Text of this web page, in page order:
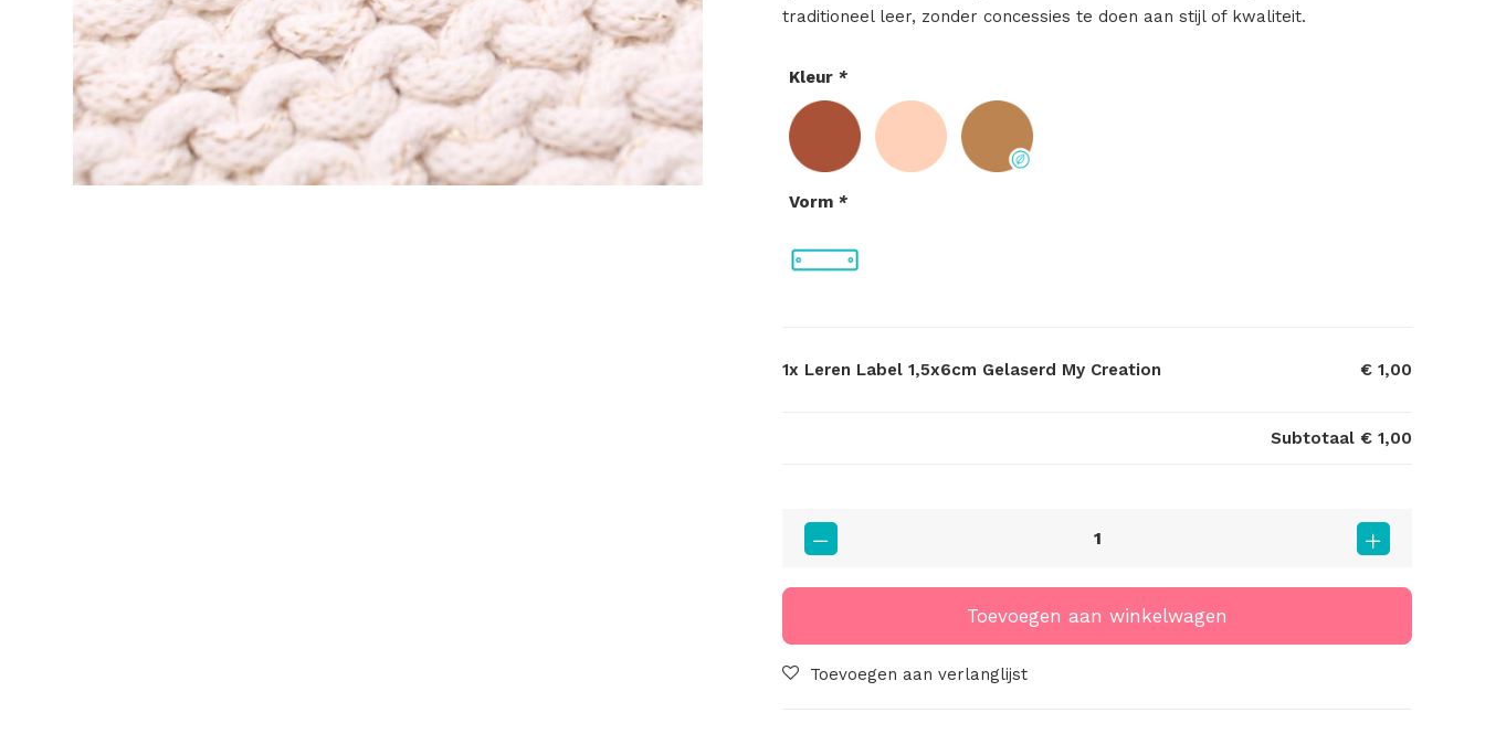
traditioneel leer, zonder concessies te doen aan stijl of kwaliteit.
Kleur *
Vorm *
1x Leren Label 1,5x6cm Gelaserd My Creation € 1,00
Subtotaal € 1,00
Leren
Label
My
Creation
Toevoegen aan winkelwagen
Toevoegen aan verlanglijst